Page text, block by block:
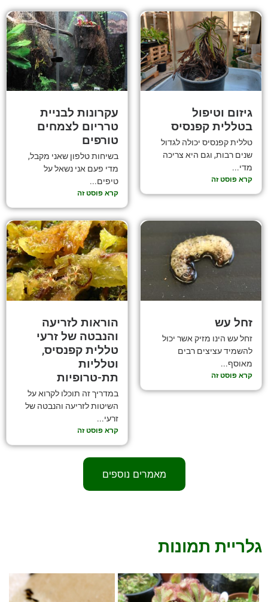
גיזום וטיפול
בטללית קפנסיס
טללית קפנסיס יכולה לגדול
שנים רבות, וגם היא צריכה
מדי...
קרא פוסט זה
עקרונות לבניית
טרריום לצמחים
טורפים
בשיחות טלפון שאני מקבל,
מדי פעם אני נשאל על
טיפים...
קרא פוסט זה
זחל עש
זחל עש הינו מזיק אשר יכול
להשמיד עציצים רבים
מאוסף...
קרא פוסט זה
הוראות לזריעה
והנבטה של זרעי
טללית קפנסיס,
וטלליות
תת-טרופיות
במדריך זה תוכלו לקרוא על
השיטות לזריעה והנבטה של
זרעי...
קרא פוסט זה
מאמרים נוספים
גלריית תמונות